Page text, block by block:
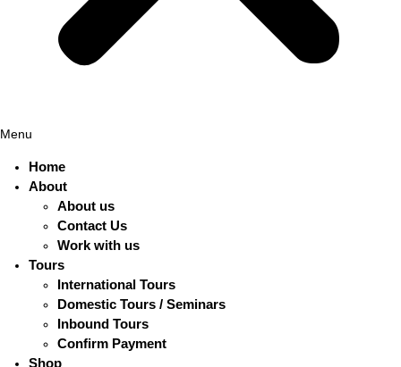
Menu
Home
About
About us
Contact Us
Work with us
Tours
International Tours
Domestic Tours / Seminars
Inbound Tours
Confirm Payment
Shop